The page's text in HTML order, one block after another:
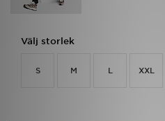
Välj storlek
S M L XXL